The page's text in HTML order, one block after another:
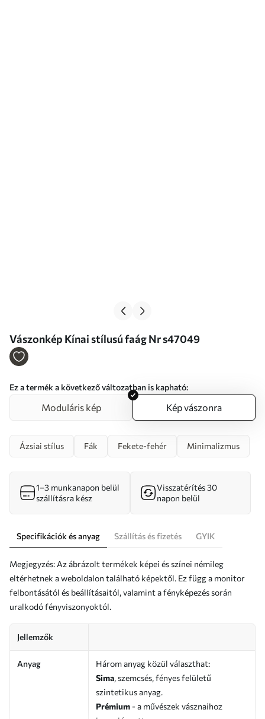
Vászonkép Kínai stílusú faág Nr s47049
Ez a termék a következő változatban is kapható:
Moduláris kép Kép vászonra
Ázsiai stílus Fák Fekete-fehér Minimalizmus
1–3 munkanapon belül
szállításra kész
Visszatérítés 30
napon belül
Specifikációk és anyag Szállítás és fizetés GYIK
Megjegyzés: Az ábrázolt termékek képei és színei némileg
eltérhetnek a weboldalon található képektől. Ez függ a monitor
felbontásától és beállításaitól, valamint a fényképezés során
uralkodó fényviszonyoktól.
Jellemzők
Anyag
Három anyag közül választhat:
Sima, szemcsés, fényes felületű
szintetikus anyag.
Prémium - a művészek vásznaihoz